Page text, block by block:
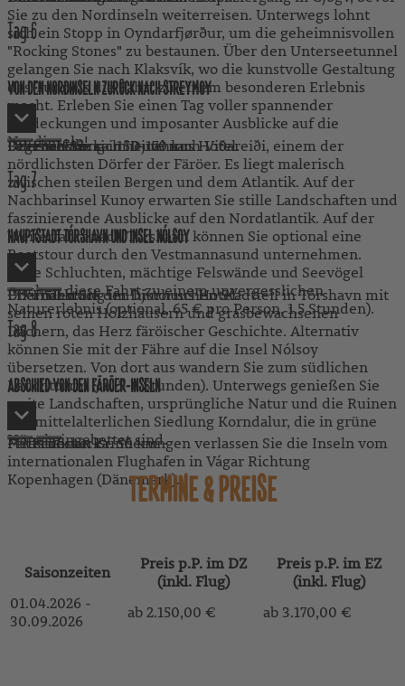
Sie zu den Nordinseln weiterreisen. Unterwegs lohnt
sich ein Stopp in Oyndarfjørður, um die geheimnisvollen
"Rocking Stones" zu bestaunen. Über den Unterseetunnel
gelangen Sie nach Klaksvík, wo die kunstvolle Gestaltung
des Tunnels die Fahrt zu einem besonderen Erlebnis
macht. Erleben Sie einen Tag voller spannender
Entdeckungen und imposanter Ausblicke auf die
Nordinseln!
Tag6
VON DEN NORDINSELN ZURÜCK NACH STREYMOY
Begeben Sie sich heute nach Viðareiði, einem der
nördlichsten Dörfer der Färöer. Es liegt malerisch
zwischen steilen Bergen und dem Atlantik. Auf der
Nachbarinsel Kunoy erwarten Sie stille Landschaften und
faszinierende Ausblicke auf den Nordatlantik. Auf der
Weiterfahrt nach Tórshavn können Sie optional eine
Bootstour durch den Vestmannasund unternehmen.
Enge Schluchten, mächtige Felswände und Seevögel
machen diese Fahrt zu einem unvergesslichen
Naturerlebnis (optional, 65 € pro Person, 1,5 Stunden).
Fahrstrecke: ca. 150-170 km
Übernachtung im Djurhuus Hotel.
Frühstück
Tag7
HAUPTSTADT TÓRSHAVN UND INSEL NÓLSOY
Erkunden Sie den historischen Stadtteil in Tórshavn mit
seinen roten Holzhäusern und grasbewachsenen
Dächern, das Herz färöischer Geschichte. Alternativ
können Sie mit der Fähre auf die Insel Nólsoy
übersetzen. Von dort aus wandern Sie zum südlichen
Leuchtturm (ca. 5-6 Stunden). Unterwegs genießen Sie
weite Landschaften, ursprüngliche Natur und die Ruinen
der mittelalterlichen Siedlung Korndalur, die in grüne
Hügel eingebettet sind.
Übernachtung im Djurhuus Hotel.
Frühstück
Tag8
ABSCHIED VON DEN FÄRÖER-INSELN
Mit schönen Erinnerungen verlassen Sie die Inseln vom
internationalen Flughafen in Vágar Richtung
Kopenhagen (Dänemark).
Fahrstrecke: ca. 50 km
Frühstück
TERMINE & PREISE
Saisonzeiten
Preis p.P. im DZ
(inkl. Flug)
Preis p.P. im EZ
(inkl. Flug)
01.04.2026 -
30.09.2026
ab 2.150,00 € ab 3.170,00 €